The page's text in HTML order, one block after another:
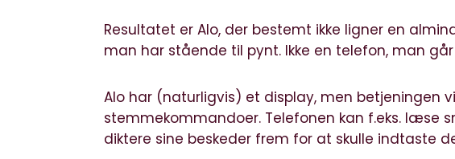
Resultatet er Alo, der bestemt ikke ligner en
man har stående til pynt. Ikke en telefon, man
Alo har (naturligvis) et display, men betjeningen
stemmekommandoer. Telefonen kan f.eks. læse
diktere sine beskeder frem for at skulle indtaste